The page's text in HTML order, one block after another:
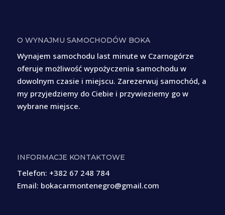
O WYNAJMU SAMOCHODÓW BOKA
Wynajem samochodu last minute w Czarnogórze
oferuje możliwość wypożyczenia samochodu w
dowolnym czasie i miejscu. Zarezerwuj samochód, a
my przyjedziemy do Ciebie i przywieziemy go w
wybrane miejsce.
INFORMACJE KONTAKTOWE
Telefon: +382 67 248 784
Email: bokacarmontenegro@gmail.com